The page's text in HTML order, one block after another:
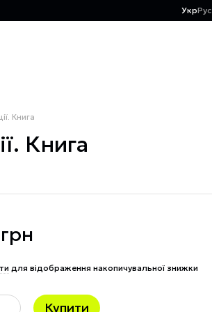
УкрРус
Книга
Книга
для відображення накопичувальної знижки
Купити